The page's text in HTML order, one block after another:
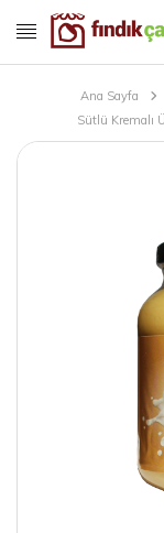
Ana Sayfa
Sütlü Kremalı